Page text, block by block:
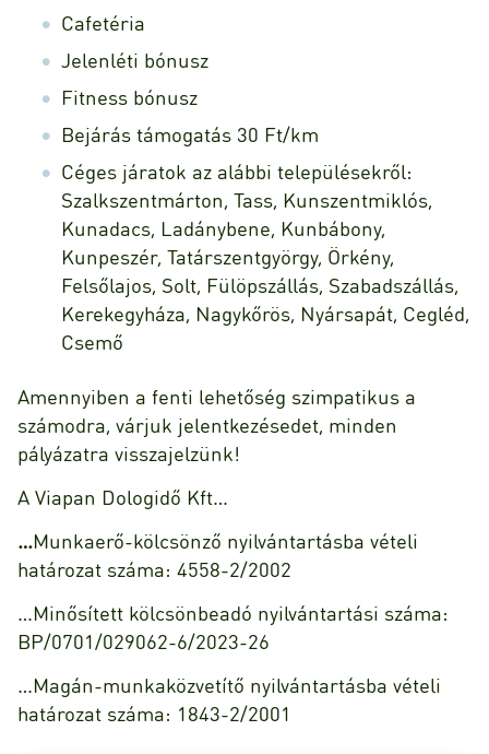
Cafetéria
Jelenléti bónusz
Fitness bónusz
Bejárás támogatás 30 Ft/km
Céges járatok az alábbi településekről:
Szalkszentmárton, Tass, Kunszentmiklós,
Kunadacs, Ladánybene, Kunbábony,
Kunpeszér, Tatárszentgyörgy, Örkény,
Felsőlajos, Solt, Fülöpszállás, Szabadszállás,
Kerekegyháza, Nagykőrös, Nyársapát, Cegléd,
Csemő
Amennyiben a fenti lehetőség szimpatikus a
számodra, várjuk jelentkezésedet, minden
pályázatra visszajelzünk!
A Viapan Dologidő Kft…
…Munkaerő-kölcsönző nyilvántartásba vételi
határozat száma: 4558-2/2002
…Minősített kölcsönbeadó nyilvántartási száma:
BP/0701/029062-6/2023-26
…Magán-munkaközvetítő nyilvántartásba vételi
határozat száma: 1843-2/2001